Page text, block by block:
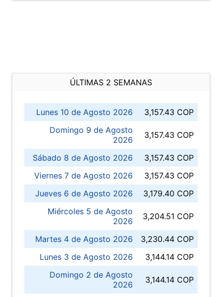
ÚLTIMAS 2 SEMANAS
Lunes 10 de Agosto 2026
3,157.43 COP
Domingo 9 de Agosto
2026
3,157.43 COP
Sábado 8 de Agosto 2026
3,157.43 COP
Viernes 7 de Agosto 2026
3,157.43 COP
Jueves 6 de Agosto 2026
3,179.40 COP
Miércoles 5 de Agosto
2026
3,204.51 COP
Martes 4 de Agosto 2026
3,230.44 COP
Lunes 3 de Agosto 2026
3,144.14 COP
Domingo 2 de Agosto
2026
3,144.14 COP